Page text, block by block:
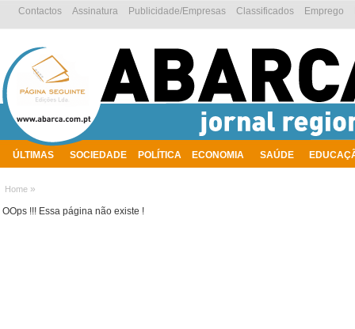
ÚLTIMAS SOCIEDADE POLÍTICA ECONOMIA SAÚDE
Emprego
Classificados
Publicidade/Empresas
Assinatura
Contactos
Home »
OOps !!! Essa página não existe !